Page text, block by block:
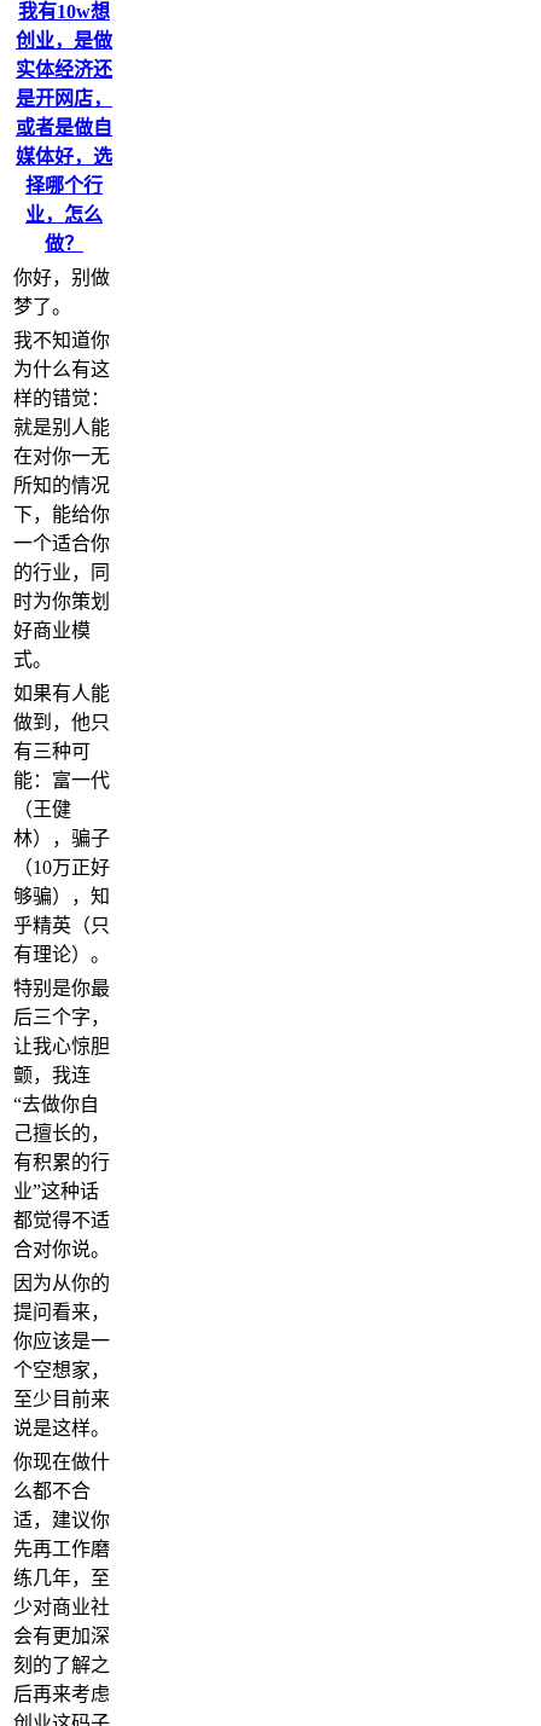
我有10w想
创业，是做
实体经济还
是开网店，
或者是做自
媒体好，选
择哪个行
业，怎么
做？
你好，别做
梦了。
我不知道你
为什么有这
样的错觉：
就是别人能
在对你一无
所知的情况
下，能给你
一个适合你
的行业，同
时为你策划
好商业模
式。
如果有人能
做到，他只
有三种可
能：富一代
（王健
林），骗子
（10万正好
够骗），知
乎精英（只
有理论）。
特别是你最
后三个字，
让我心惊胆
颤，我连
“去做你自
己擅长的，
有积累的行
业”这种话
都觉得不适
合对你说。
因为从你的
提问看来，
你应该是一
个空想家，
至少目前来
说是这样。
你现在做什
么都不合
适，建议你
先再工作磨
练几年，至
少对商业社
会有更加深
刻的了解之
后再来考虑